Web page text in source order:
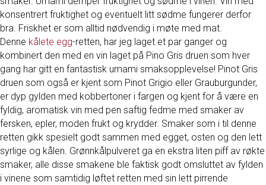
konsentrert fruktighet og eventuelt litt sødme fungerer derfor
bra. Friskhet er som alltid nødvendig i møte med mat.
Denne kålete egg-retten, har jeg laget et par ganger og
kombinert den med en vin laget på Pino Gris druen som hver
gang har gitt en fantastisk umami smaksopplevelse! Pinot Gris
druen som også er kjent som Pinot Grigio eller Grauburgunder,
er dyp gylden med kobbertoner i fargen og kjent for å være en
fyldig, aromatisk vin med pen saftig fedme med smaker av
fersken, epler, moden frukt og krydder. Smaker som i til denne
retten gikk spesielt godt sammen med egget, osten og den lett
syrlige og kålen. Grønnkålpulveret ga en ekstra liten piff av røkte
smaker, alle disse smakene ble faktisk godt omsluttet av fylden
i vinene som samtidig løftet retten med sin lett pirrende